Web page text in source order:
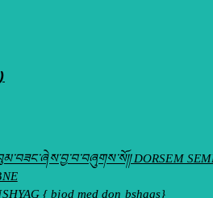
DORSEM
{ bjod med don bshags}